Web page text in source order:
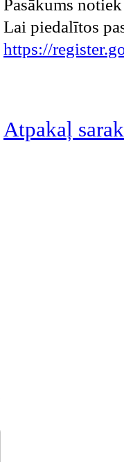
Pasākums
Lai piedalītos
https://
Atpakaļ